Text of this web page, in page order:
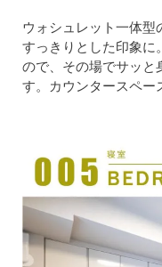
ウォシュレット一体型
すっきりとした印象に
ので、その場でサッと
す。カウンタースペー